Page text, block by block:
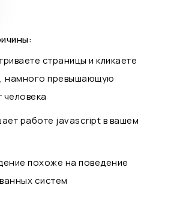
страницы и кликаете
намного превышающую
работе javascript в вашем
похоже на поведение
систем